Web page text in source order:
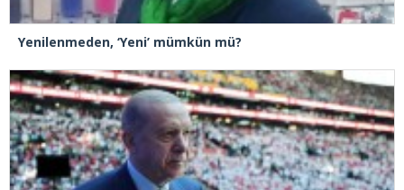
Yenilenmeden, ‘Yeni’ mümkün mü?